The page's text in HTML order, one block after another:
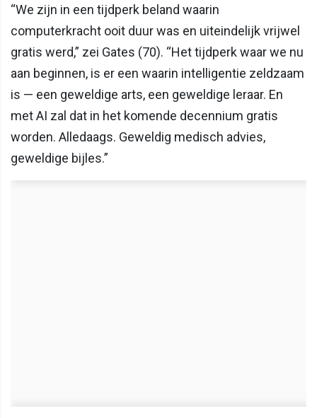
“We zijn in een tijdperk beland waarin
computerkracht ooit duur was en uiteindelijk vrijwel
gratis werd,” zei Gates (70). “Het tijdperk waar we nu
aan beginnen, is er een waarin intelligentie zeldzaam
is — een geweldige arts, een geweldige leraar. En
met AI zal dat in het komende decennium gratis
worden. Alledaags. Geweldig medisch advies,
geweldige bijles.”